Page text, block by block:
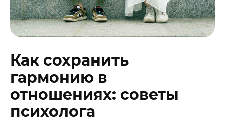
Как сохранить
гармонию в
отношениях: советы
психолога